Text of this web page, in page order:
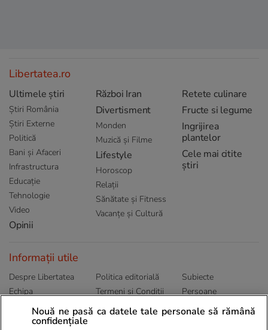
Libertatea.ro
Ultimele știri
Știri România
Știri Externe
Politică
Bani și Afaceri
Infrastructura
Educație
Tehnologie
Video
Opinii
Război Iran
Divertisment
Monden
Muzică și Filme
Lifestyle
Horoscop
Relații
Sănătate și Fitness
Vacanțe și Cultură
Retete culinare
Fructe si legume
Ingrijirea
plantelor
Cele mai citite
știri
Informații utile
Despre Libertatea
Echipa
Publicitate
Politica de
Politica editorială
Termeni și Conditii
Abonamente
Subiecte
Persoane
Sitemap
Nouă ne pasă ca datele tale personale să rămână
confidențiale